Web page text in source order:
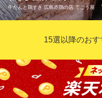
和牛炭火焼と串焼き 桜座
広電本線八丁堀電停 徒歩2
広島県広島市中区堀川町3-20 エビ
牛たんと鶏すき 広島赤鶏の店 てごう屋
超厚切りに切った自慢の牛
にしました。 ミディアムレ
牛たんと鶏すき 広島赤鶏
赤鶏・牛タン
15選以降のおす